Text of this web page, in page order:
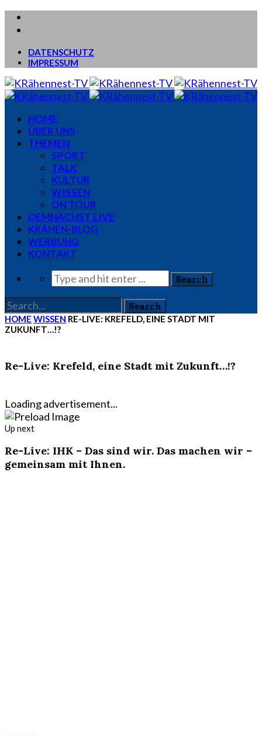
DATENSCHUTZ
IMPRESSUM
HOME
ÜBER UNS
THEMEN
SPORT
TALK
KULTUR
WISSEN
ON TOUR
DEMNÄCHST LIVE
KRÄHEN-BLOG
WERBUNG
KONTAKT
HOME WISSEN RE-LIVE: KREFELD, EINE STADT MIT
ZUKUNFT…!?
Re-Live: Krefeld, eine Stadt mit Zukunft…!?
Loading advertisement...
Up next
Re-Live: IHK – Das sind wir. Das machen wir –
gemeinsam mit Ihnen.